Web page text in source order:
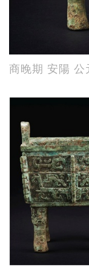
商晚期 安陽 公